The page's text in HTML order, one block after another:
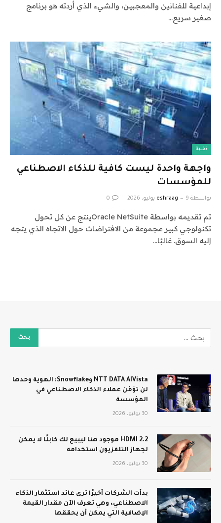
إبداعية للفنانين والمعجبين، والشيء الذي أردته هو برنامج
صغير سريع…
تقنية
واجهة واحدة ليست كافية للذكاء الاصطناعي
للمؤسسات
بواسطة eshraag 9 يوليو، 2026 0
تم تقديمه بواسطة Oracle NetSuiteينتج عن كل تحول
تكنولوجي كبير مجموعة من الافتراضات حول الاتجاه الذي يتجه
إليه السوق. غالبًا…
NTT DATA AIVista وSnowflake: الهوية وحدها
لن تؤمّن عملاء الذكاء الاصطناعي في
المؤسسة
30 يوليو، 2026
HDMI 2.2 موجود هنا ليبيع لك كابلًا لا يمكن
لجهاز التلفزيون استخدامه
30 يوليو، 2026
بدأت الشركات أخيرًا ترى عائد استثمار الذكاء
الاصطناعي، وهي تعرف الآن مقدار القيمة
الإضافية التي يمكن أن يحققها